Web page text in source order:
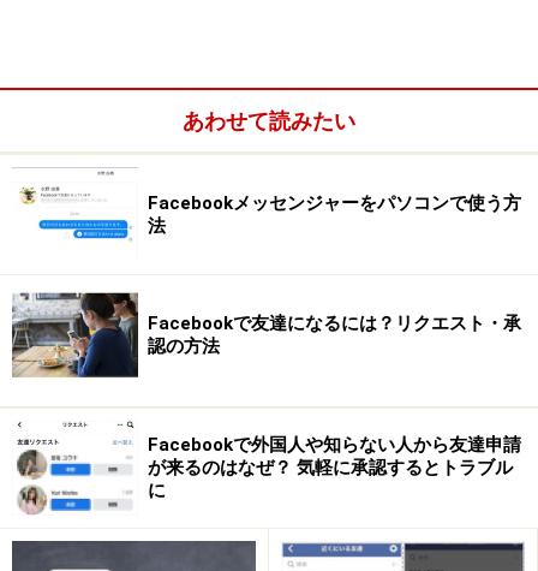
投稿から、本名だけでなく家族構成や大まかな住所、勤
務先、近所のお店などを推測できます。ストーキングに
よって実被害が生じる可能性も考えられます。
・タグ付けなどによってニセ通販サイトやフィッシング
あわせて読みたい
Facebookメッセンジャーをパソコンで使う方
法
Facebookで友達になるには？リクエスト・承
認の方法
Facebookで外国人や知らない人から友達申請
が来るのはなぜ？ 気軽に承認するとトラブル
に